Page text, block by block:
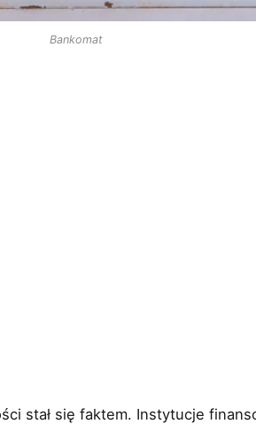
Bankomat
stał się faktem. Instytucje